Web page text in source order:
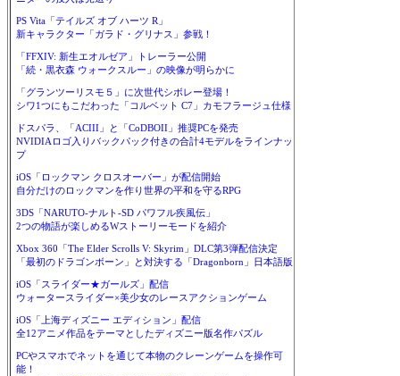
PS Vita「テイルズ オブ ハーツ R」
新キャラクター「ガラド・グリナス」参戦！
「FFXIV: 新生エオルゼア」トレーラー公開
「続・黒衣森 ウォークスルー」の映像が明らかに
「グランツーリスモ５」に次世代シボレー登場！
シワ1つにもこだわった「コルベット C7」カモフラージュ仕様
ドスパラ、「ACIII」と「CoDBOII」推奨PCを発売
NVIDIAロゴ入りバックパック付きの合計4モデルをラインナッ
プ
iOS「ロックマン クロスオーバー」が配信開始
自分だけのロックマンを作り世界の平和を守るRPG
3DS「NARUTO-ナルト-SD パワフル疾風伝」
2つの物語が楽しめるWストーリーモードを紹介
Xbox 360「The Elder Scrolls V: Skyrim」DLC第3弾配信決定
「最初のドラゴンボーン」と対決する「Dragonborn」日本語版
iOS「スライダー★ガールズ」配信
ウォータースライダー×美少女のレースアクションゲーム
iOS「上海ディズニー エディション」配信
全12アニメ作品をテーマとしたディズニー版名作パズル
PCやスマホでネットを通じて本物のクレーンゲームを操作可
能！